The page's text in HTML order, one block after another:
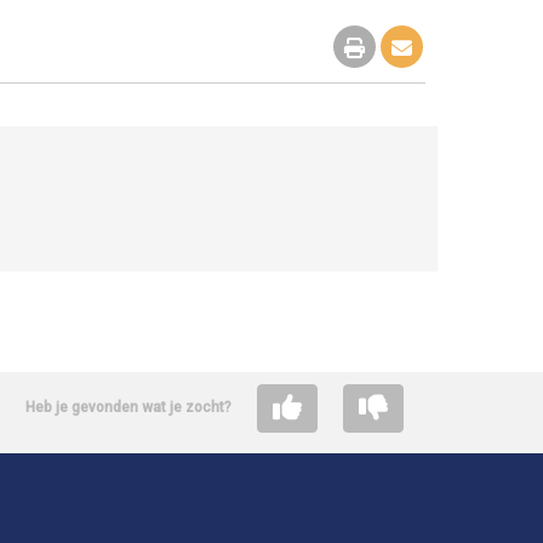
Heb je gevonden wat je zocht?